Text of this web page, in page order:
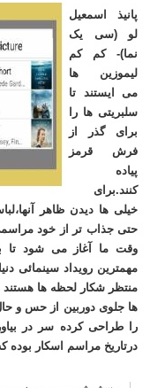
پانیذ اسمعیل
لو (سی یک
نما)- کم کم
لیموزین ها
می ایستند تا
سلبریتی ها را
برای گذر از
فرش قرمز
پیاده
کنند.برای
خیلی ها دیدن ظاهر
حتی جذاب تر از خود
مهمترین رویداد سینمائی
منتظر شکار لحظه ها هستند
ها جلوی دوربین از حس و
را طراحی کرده سر در
درتاریخ مراسم اسکار بوده